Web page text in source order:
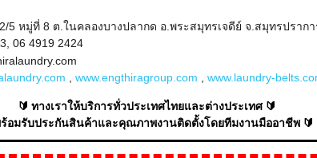
5 หมู่ที่ 8 ต.ในคลองบางปลากด อ.พระสมุทรเจดีย์ จ.สมุทรปราก
06 4919 2424
,www.engthiragroup.com ,www.laundry-
🔰 ทางเราให้บริการทั่วประเทศไทยและต่างประเทศ 🔰
ร้อมรับประกันสินค้าและคุณภาพงานติดตั้งโดยทีมงานมืออาชีพ 🔰